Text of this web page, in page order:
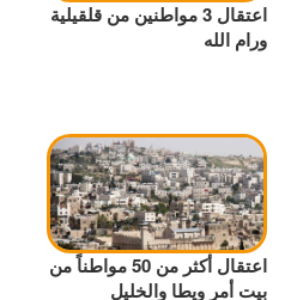
اعتقال 3 مواطنين من قلقيلية
ورام الله
اعتقال أكثر من 50 مواطناً من
بيت أمر ويطا والخليل